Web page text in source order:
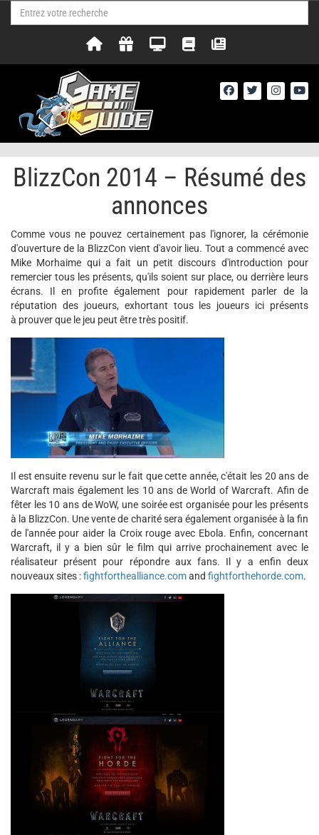
BlizzCon 2014 – Résumé des
annonces
Comme vous ne pouvez certainement pas l'ignorer, la cérémonie
d'ouverture de la BlizzCon vient d'avoir lieu. Tout a commencé avec
Mike Morhaime qui a fait un petit discours d'introduction pour
remercier tous les présents, qu'ils soient sur place, ou derrière leurs
écrans. Il en profite également pour rapidement parler de la
réputation des joueurs, exhortant tous les joueurs ici présents
à prouver que le jeu peut être très positif.
Il est ensuite revenu sur le fait que cette année, c'était les 20 ans de
Warcraft mais également les 10 ans de World of Warcraft. Afin de
fêter les 10 ans de WoW, une soirée est organisée pour les présents
à la BlizzCon. Une vente de charité sera également organisée à la fin
de l'année pour aider la Croix rouge avec Ebola. Enfin, concernant
Warcraft, il y a bien sûr le film qui arrive prochainement avec le
réalisateur présent pour répondre aux fans. Il y a enfin deux
nouveaux sites :fightforthealliance.comand fightforthehorde.com.